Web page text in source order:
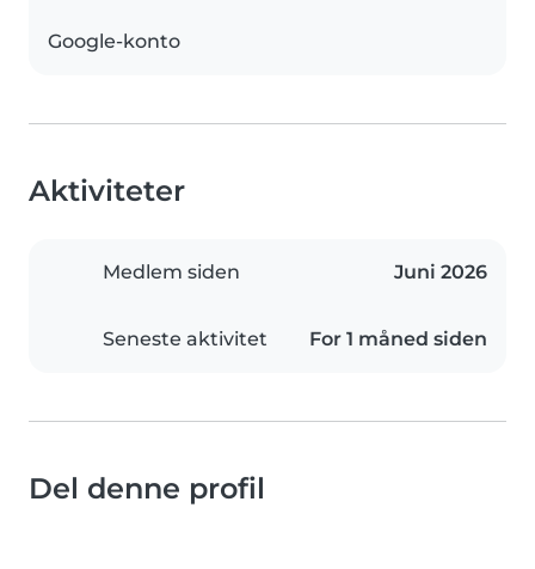
Google-konto
Aktiviteter
Medlem siden Juni 2026
Seneste aktivitet For 1 måned siden
Del denne profil